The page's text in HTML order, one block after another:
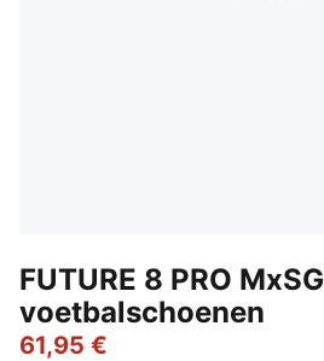
FUTURE 8 PRO MxSG
voetbalschoenen
61,95 €